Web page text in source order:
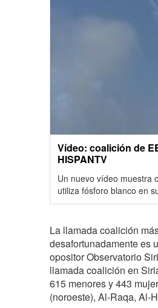
Vídeo: coalición de
HISPANTV
Un nuevo vídeo muestra
utiliza fósforo blanco en
La llamada coalición
desafortunadamente es
opositor Observatorio
llamada coalición en
615 menores y 443
(noroeste), Al-Raqa, Al-